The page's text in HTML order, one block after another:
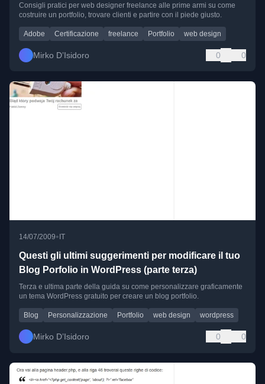
Consigli pratici per web designer freelance alle prime armi su come
costruire un portfolio, trovare clienti e partire con il piede giusto.
Adobe Certificazione freelance Portfolio web design
Mirko D’Isidoro 0 0
14/07/2009• IT
Questi gli ultimi suggerimenti per modificare il tuo
Blog Porfolio in WordPress (parte terza)
Terza e ultima parte della guida su come personalizzare graficamente
un tema WordPress gratuito per creare un blog portfolio.
Blog Personalizzazione Portfolio web design wordpress
Mirko D’Isidoro 0 0